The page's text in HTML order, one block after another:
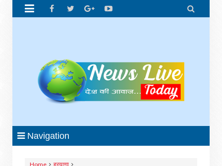
 
Navigation
Home
हरयाणा